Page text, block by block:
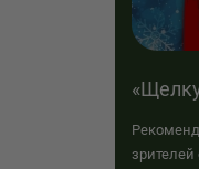
зрителей